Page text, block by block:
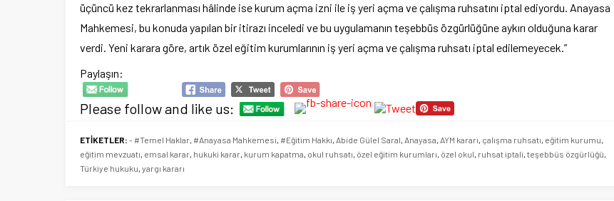
üçüncü kez tekrarlanması hâlinde ise kurum açma izni ile iş yeri açma ve çalışma ruhsatını iptal ediyordu. Anayasa
Mahkemesi, bu konuda yapılan bir itirazı inceledi ve bu uygulamanın teşebbüs özgürlüğüne aykırı olduğuna karar
verdi. Yeni karara göre, artık özel eğitim kurumlarının iş yeri açma ve çalışma ruhsatı iptal edilemeyecek.”
Paylaşın:
Please follow and like us:
ETİKETLER: - #Temel Haklar #Anayasa Mahkemesi #Eğitim Hakkı Abide Gülel Saral Anayasa AYM kararı çalışma ruhsatı eğitim kurumu
eğitim mevzuatı emsal karar hukuki karar kurum kapatma okul ruhsatı özel eğitim kurumları özel okul ruhsat iptali teşebbüs özgürlüğü
Türkiye hukuku yargı kararı